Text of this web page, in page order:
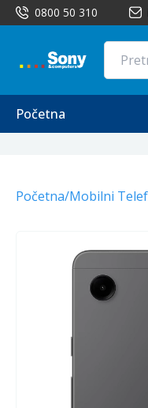
0800 50 310
Početna
Početna/Mobilni